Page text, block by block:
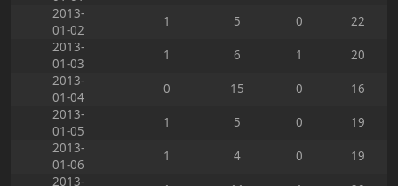
2013-
01-02
1 5 0
22
2013-
01-03
1 6 1
20
2013-
01-04
0 15 0
16
2013-
01-05
1 5 0
19
2013-
01-06
1 4 0
19
2013-